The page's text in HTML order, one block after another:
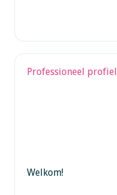
Professioneel profiel
Welkom!